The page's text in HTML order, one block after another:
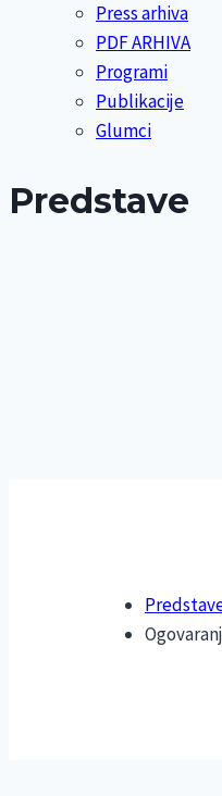
Press arhiva
PDF ARHIVA
Programi
Publikacije
Glumci
Predstave